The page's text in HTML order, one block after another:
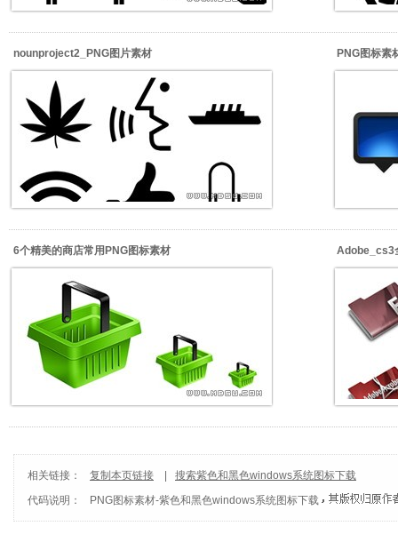
nounproject2_PNG图片素材 PNG图标素
6个精美的商店常用PNG图标素材 Adobe_cs3
相关链接： 复制本页链接
搜索紫色和黑色windows系统图标下载
代码说明：
PNG图标素材-紫色和黑色windows系统图标下载